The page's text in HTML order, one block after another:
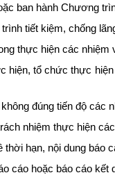
ban hành Chương
tiết kiệm, chống
thực hiện các nhiệm
hiện, tổ chức thực
đúng tiến độ các
nhiệm thực hiện
thời hạn, nội dung báo
cáo hoặc báo cáo kết